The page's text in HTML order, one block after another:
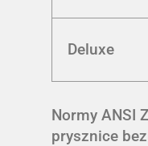
Deluxe
Normy ANSI
prysznice